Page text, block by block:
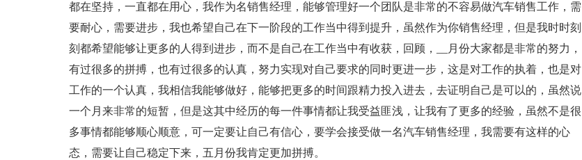
都在坚持，一直都在用心，我作为名销售经理，能够管理好一个团队是非常的不容易做汽车销售工作，需
要耐心，需要进步，我也希望自己在下一阶段的工作当中得到提升，虽然作为你销售经理，但是我时时刻
刻都希望能够让更多的人得到进步，而不是自己在工作当中有收获，回顾，__月份大家都是非常的努力，
有过很多的拼搏，也有过很多的认真，努力实现对自己要求的同时更进一步，这是对工作的执着，也是对
工作的一个认真，我相信我能够做好，能够把更多的时间跟精力投入进去，去证明自己是可以的，虽然说
一个月来非常的短暂，但是这其中经历的每一件事情都让我受益匪浅，让我有了更多的经验，虽然不是很
多事情都能够顺心顺意，可一定要让自己有信心，要学会接受做一名汽车销售经理，我需要有这样的心
态，需要让自己稳定下来，五月份我肯定更加拼搏。